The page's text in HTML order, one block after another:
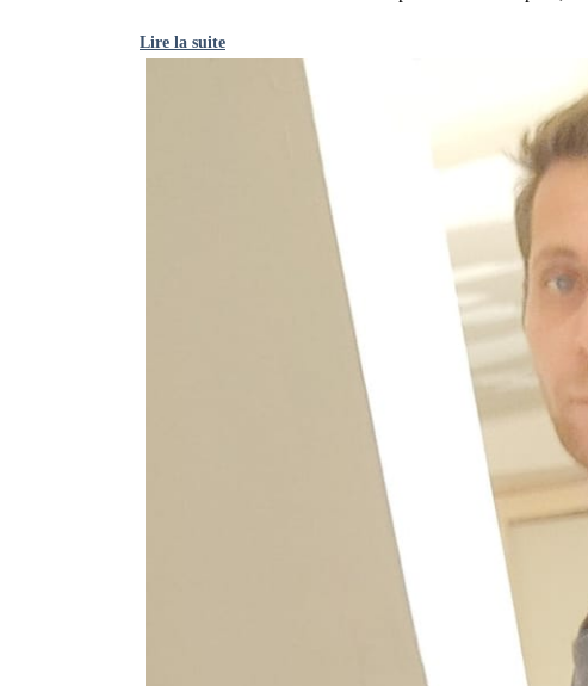
Lire la suite